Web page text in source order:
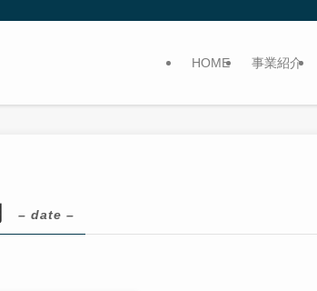
HOME 事業紹介
– date –